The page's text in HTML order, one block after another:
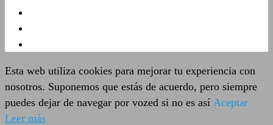
Esta web utiliza cookies para mejorar tu experiencia con
nosotros. Suponemos que estás de acuerdo, pero siempre
puedes dejar de navegar por vozed si no es así Aceptar
Leer más